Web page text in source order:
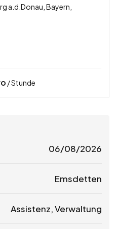
a.d.Donau, Bayern,
/ Stunde
06/08/2026
Emsdetten
Assistenz, Verwaltung